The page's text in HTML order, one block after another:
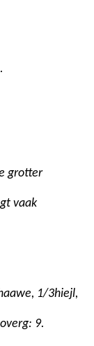
grotter
vaak
1/3hiejl,
9.